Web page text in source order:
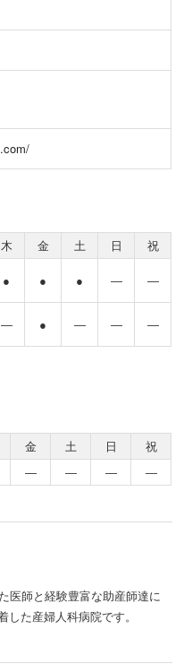
木 金 土 日
祝
● ● ● ― ―
― ● ― ― ―
金 土 日
祝
― ― ― ―
医師と経験豊富な助産師達に
た産婦人科病院です。